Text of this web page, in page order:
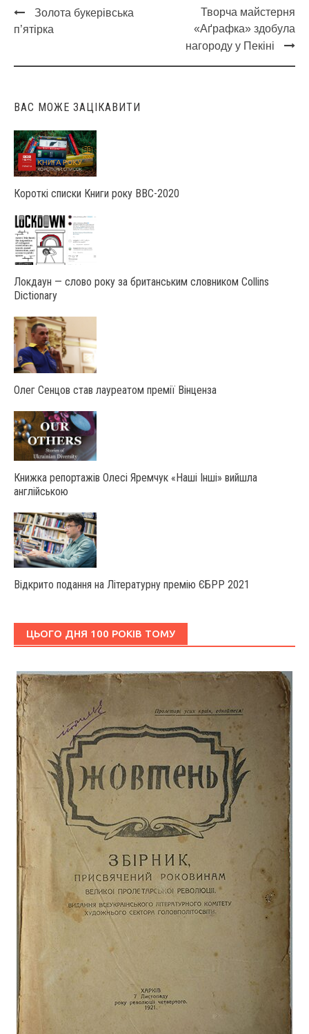
Post
Золота букерівська
п’ятірка
Творча майстерня
«Аґрафка» здобула
нагороду у Пекіні
ВАС МОЖЕ ЗАЦІКАВИТИ
Короткі списки Книги року ВВС-2020
Локдаун — слово року за британським словником Collins
Dictionary
Олег Сенцов став лауреатом премії Вінценза
Книжка репортажів Олесі Яремчук «Наші Інші» вийшла
англійською
Відкрито подання на Літературну премію ЄБРР 2021
ЦЬОГО ДНЯ 100 РОКІВ ТОМУ